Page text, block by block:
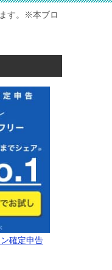
す。※本ブロ
確定申告